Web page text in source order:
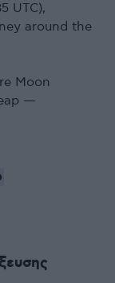
UTC),
around the
Moon
—